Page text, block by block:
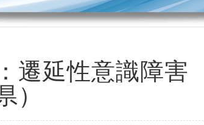
遷延性意識障害
）